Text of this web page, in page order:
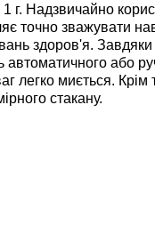
г. Надзвичайно
точно зважувати
здоров'я.
автоматичного або
легко миється. Крім
стакану.